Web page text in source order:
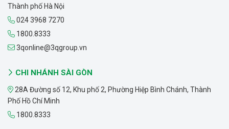
Thành phố Hà Nội
024 3968 7270
1800.8333
3qonline@3qgroup.vn
CHI NHÁNH SÀI GÒN
28A Đường số 12, Khu phố 2, Phường Hiệp Bình Chánh, Thành
Phố Hồ Chí Minh
1800.8333